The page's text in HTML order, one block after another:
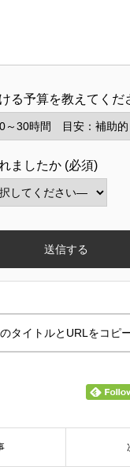
る予算を教えてくだ
ましたか (必須)
タイトルとURLをコピ
お問い合わせ